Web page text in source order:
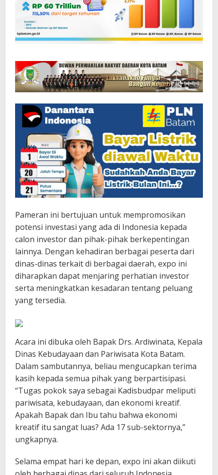
Pameran ini bertujuan untuk mempromosikan
potensi investasi yang ada di Indonesia kepada
calon investor dan pihak-pihak berkepentingan
lainnya. Dengan kehadiran berbagai peserta dari
dinas-dinas terkait di berbagai daerah, expo ini
diharapkan dapat menjaring perhatian investor
serta meningkatkan kesadaran tentang peluang
yang tersedia.
Acara ini dibuka oleh Bapak Drs. Ardiwinata, Kepala
Dinas Kebudayaan dan Pariwisata Kota Batam.
Dalam sambutannya, beliau mengucapkan terima
kasih kepada semua pihak yang berpartisipasi.
“Tugas pokok saya sebagai Kadisbudpar meliputi
pariwisata, kebudayaan, dan ekonomi kreatif.
Apakah Bapak dan Ibu tahu bahwa ekonomi
kreatif itu sangat luas? Ada 17 sub-sektornya,”
ungkapnya.
Selama empat hari ke depan, expo ini akan diikuti